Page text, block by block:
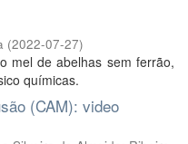
(2022-07-27)
mel de abelhas sem ferrão,
químicas.
(CAM): video